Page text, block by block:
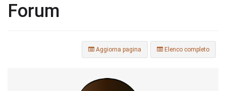
Forum
Elenco completo
Aggiorna pagina